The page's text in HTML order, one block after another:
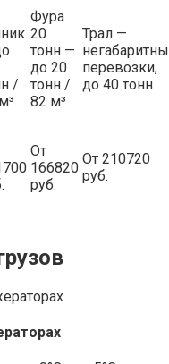
/
Фура
20
тонн —
до 20
тонн /
82 м³
Трал —
перевозки,
до 40 тонн
От
166820
руб.
От 210720
руб.